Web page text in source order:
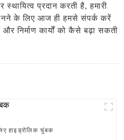
प्रदान करती है, हमारी
के लिए आज ही हमसे संपर्क करें
निर्माण कार्यों को कैसे बढ़ा सकती
हाइड्रोलिक चुंबक